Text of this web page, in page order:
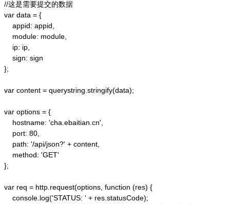
//这是需要提交的数据
var data = {
    appid: appid,
    module: module,
    ip: ip,
    sign: sign
};
var content = querystring.stringify(data);
var options = {
    hostname: 'cha.ebaitian.cn',
    port: 80,
    path: '/api/json?' + content,
    method: 'GET'
};
var req = http.request(options, function (res) {
    console.log('STATUS: ' + res.statusCode);